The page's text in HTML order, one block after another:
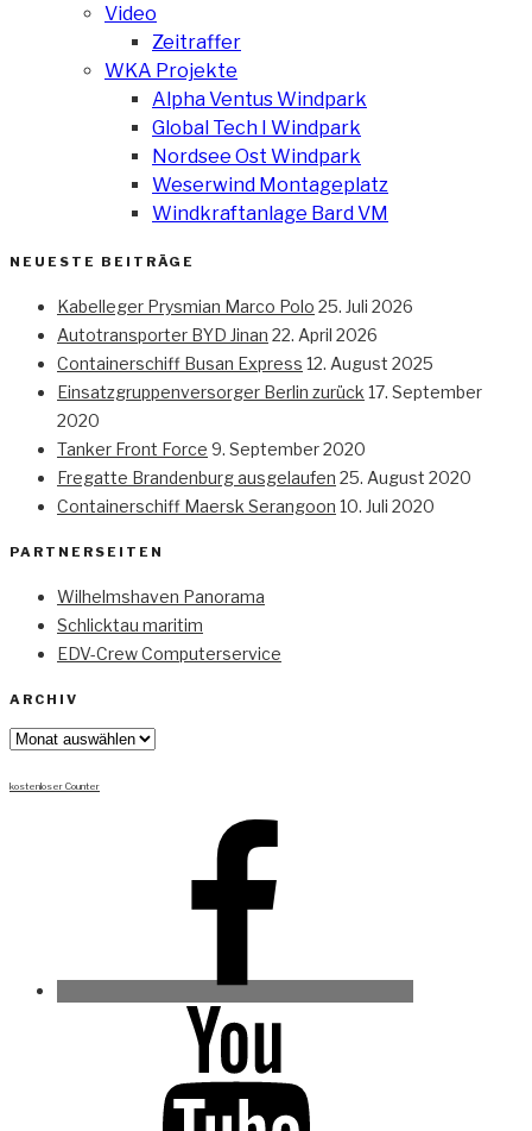
Video
Zeitraffer
WKA Projekte
Alpha Ventus Windpark
Global Tech I Windpark
Nordsee Ost Windpark
Weserwind Montageplatz
Windkraftanlage Bard VM
NEUESTE BEITRÄGE
Kabelleger Prysmian Marco Polo 25. Juli 2026
Autotransporter BYD Jinan 22. April 2026
Containerschiff Busan Express 12. August 2025
Einsatzgruppenversorger Berlin zurück 17. September
2020
Tanker Front Force 9. September 2020
Fregatte Brandenburg ausgelaufen 25. August 2020
Containerschiff Maersk Serangoon 10. Juli 2020
PARTNERSEITEN
Wilhelmshaven Panorama
Schlicktau maritim
EDV-Crew Computerservice
ARCHIV
Archiv
kostenloser Counter